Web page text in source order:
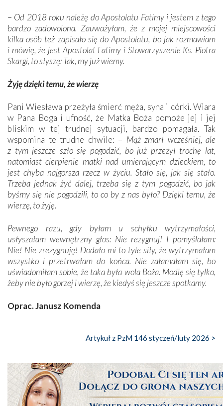
– Od 2018 roku należę do Apostolatu Fatimy i jestem z tego
bardzo zadowolona. Zauważyłam, że z mojej miejscowości
kilka osób też zapisało się do Apostolatu, bo jak rozmawiam
i mówię, że jest Apostolat Fatimy i Stowarzyszenie Ks. Piotra
Skargi, to słyszę: Tak, my już wiemy.
Żyję dzięki temu, że wierzę
Pani Wiesława przeżyła śmierć męża, syna i córki. Wiara
w Pana Boga i ufność, że Matka Boża pomoże jej i jej
bliskim w tej trudnej sytuacji, bardzo pomagała. Tak
wspomina te trudne chwile: – Mąż zmarł wcześniej, ale
z tym jeszcze szło się pogodzić, bo już przeżył trochę lat,
natomiast cierpienie matki nad umierającym dzieckiem, to
jest chyba najgorsza rzecz w życiu. Stało się, jak się stało.
Trzeba jednak żyć dalej, trzeba się z tym pogodzić, bo jak
byśmy się nie pogodzili, to co by z nas było? Dzięki temu, że
wierzę, to żyję.
Pewnego razu, gdy byłam u schyłku wytrzymałości,
usłyszałam wewnętrzny głos: Nie rezygnuj! I pomyślałam:
Nie! Nie zrezygnuję! Dodało mi to tyle siły, że wytrzymałam
wszystko i przetrwałam do końca. Nie załamałam się, bo
uświadomiłam sobie, że taka była wola Boża. Modlę się tylko,
żeby nie było gorzej i wierzę, że kiedyś się jeszcze spotkamy.
Oprac. Janusz Komenda
Artykuł z PzM 146 styczeń/luty 2026 >